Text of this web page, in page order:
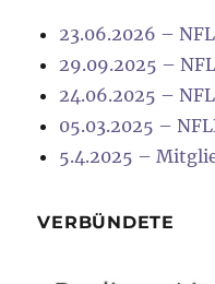
23.06.2026 –
29.09.2025 –
24.06.2025 –
05.03.2025 –
5.4.2025 –
VERBÜNDETE